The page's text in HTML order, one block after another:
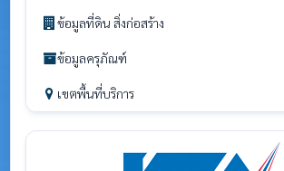
ข้อมูลที่ดิน สิ่งก่อสร้าง
ข้อมูลครุภัณฑ์
เขตพื้นที่บริการ